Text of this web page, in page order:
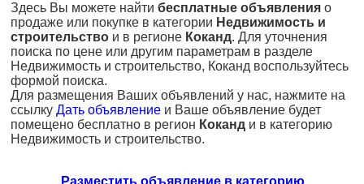
Здесь Вы можете найти бесплатные объявления о
продаже или покупке в категории Недвижимость и
строительство и в регионе Коканд. Для уточнения
поиска по цене или другим параметрам в разделе
Недвижимость и строительство, Коканд воспользуйтесь
формой поиска.
Для размещения Ваших объявлений у нас, нажмите на
ссылку Дать объявление и Ваше объявление будет
помещено бесплатно в регион Коканд и в категорию
Недвижимость и строительство.
Разместить объявление в категорию